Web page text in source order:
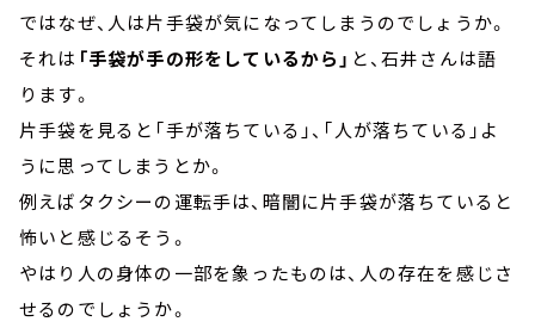
ではなぜ、人は片手袋が気になってしまうのでしょうか。
それは 「手袋が手の形をしているから」 と、石井さんは語
ります。
片手袋を見ると「手が落ちている」、「人が落ちている」よ
うに思ってしまうとか。
例えばタクシーの運転手は、暗闇に片手袋が落ちていると
怖いと感じるそう。
やはり人の身体の一部を象ったものは、人の存在を感じさ
せるのでしょうか。